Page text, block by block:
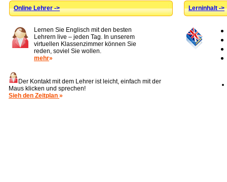
Online Lehrer ->
Lernen Sie Englisch mit den besten
Lehrern live – jeden Tag. In unserem
virtuellen Klassenzimmer können Sie
reden, soviel Sie wollen.
mehr»
Der Kontakt mit dem Lehrer ist leicht, einfach mit der
Maus klicken und sprechen!
Sieh den Zeitplan »
Lerninhalt ->